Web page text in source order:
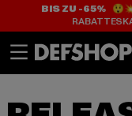
BIS ZU -65%😲💥